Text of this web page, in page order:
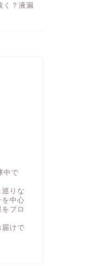
く？液漏
中で
りな
を中心
ブロ
届けで